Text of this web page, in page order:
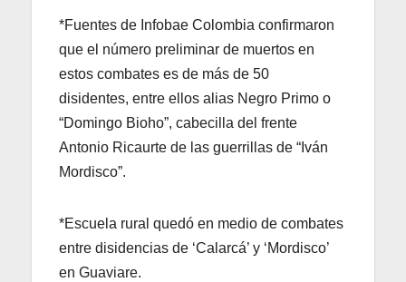
*Fuentes de Infobae Colombia confirmaron
que el número preliminar de muertos en
estos combates es de más de 50
disidentes, entre ellos alias Negro Primo o
“Domingo Bioho”, cabecilla del frente
Antonio Ricaurte de las guerrillas de “Iván
Mordisco”.
*Escuela rural quedó en medio de combates
entre disidencias de ‘Calarcá’ y ‘Mordisco’
en Guaviare.